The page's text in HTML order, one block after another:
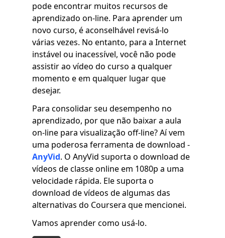
pode encontrar muitos recursos de
aprendizado on-line. Para aprender um
novo curso, é aconselhável revisá-lo
várias vezes. No entanto, para a Internet
instável ou inacessível, você não pode
assistir ao vídeo do curso a qualquer
momento e em qualquer lugar que
desejar.
Para consolidar seu desempenho no
aprendizado, por que não baixar a aula
on-line para visualização off-line? Aí vem
uma poderosa ferramenta de download -
AnyVid. O AnyVid suporta o download de
vídeos de classe online em 1080p a uma
velocidade rápida. Ele suporta o
download de vídeos de algumas das
alternativas do Coursera que mencionei.
Vamos aprender como usá-lo.